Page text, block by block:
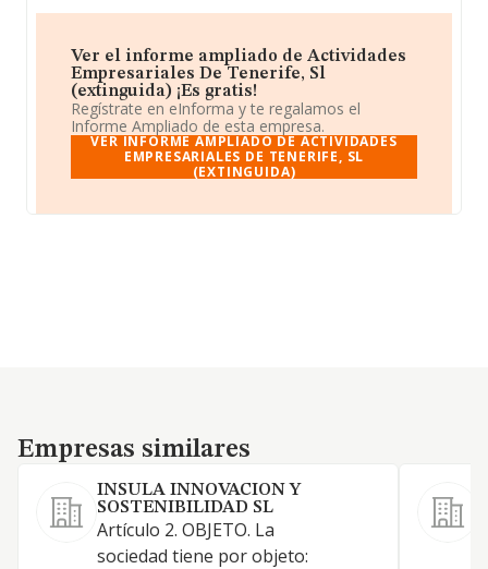
Ver el informe ampliado de Actividades
Empresariales De Tenerife, Sl
(extinguida) ¡Es gratis!
Regístrate en eInforma y te regalamos el
Informe Ampliado de esta empresa.
VER INFORME AMPLIADO DE ACTIVIDADES
EMPRESARIALES DE TENERIFE, SL
(EXTINGUIDA)
Empresas similares
Empresas similares
INSULA INNOVACION Y
SOSTENIBILIDAD SL
Artículo 2. OBJETO. La
sociedad tiene por objeto: